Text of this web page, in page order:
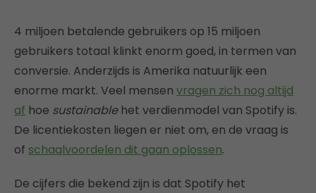
4 miljoen betalende gebruikers op 15 miljoen
gebruikers totaal klinkt enorm goed, in termen van
conversie. Anderzijds is Amerika natuurlijk een
enorme markt. Veel mensen vragen zich nog altijd
af hoe sustainablehet verdienmodel van Spotify is.
De licentiekosten liegen er niet om, en de vraag is
of schaalvoordelen dit gaan oplossen.
De cijfers die bekend zijn is dat Spotify het